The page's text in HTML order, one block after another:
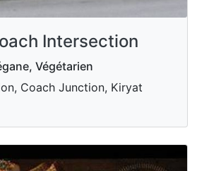
Intersection
Végétarien
Coach Junction, Kiryat